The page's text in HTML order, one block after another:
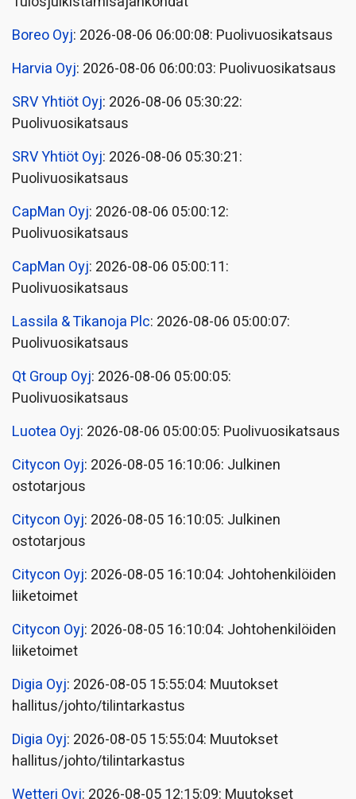
Boreo Oyj: 2026-08-06 06:00:08: Puolivuosikatsaus
Harvia Oyj: 2026-08-06 06:00:03: Puolivuosikatsaus
SRV Yhtiöt Oyj: 2026-08-06 05:30:22:
Puolivuosikatsaus
SRV Yhtiöt Oyj: 2026-08-06 05:30:21:
Puolivuosikatsaus
CapMan Oyj: 2026-08-06 05:00:12:
Puolivuosikatsaus
CapMan Oyj: 2026-08-06 05:00:11:
Puolivuosikatsaus
Lassila & Tikanoja Plc: 2026-08-06 05:00:07:
Puolivuosikatsaus
Qt Group Oyj: 2026-08-06 05:00:05:
Puolivuosikatsaus
Luotea Oyj: 2026-08-06 05:00:05: Puolivuosikatsaus
Citycon Oyj: 2026-08-05 16:10:06: Julkinen
ostotarjous
Citycon Oyj: 2026-08-05 16:10:05: Julkinen
ostotarjous
Citycon Oyj: 2026-08-05 16:10:04: Johtohenkilöiden
liiketoimet
Citycon Oyj: 2026-08-05 16:10:04: Johtohenkilöiden
liiketoimet
Digia Oyj: 2026-08-05 15:55:04: Muutokset
hallitus/johto/tilintarkastus
Digia Oyj: 2026-08-05 15:55:04: Muutokset
hallitus/johto/tilintarkastus
Wetteri Oyj: 2026-08-05 12:15:09: Muutokset